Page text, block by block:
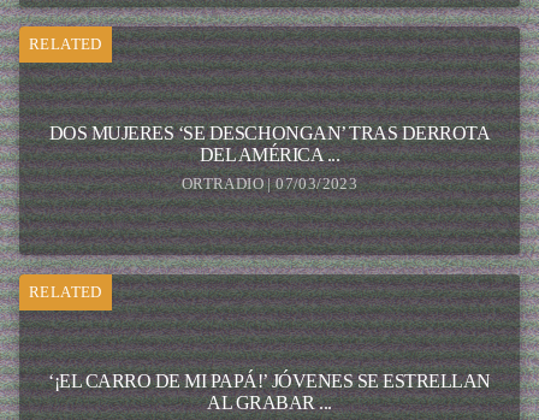
RELATED
DOS MUJERES ‘SE DESCHONGAN’ TRAS DERROTA
DEL AMÉRICA ...
ORTRADIO | 07/03/2023
RELATED
‘¡EL CARRO DE MI PAPÁ!’ JÓVENES SE ESTRELLAN
AL GRABAR ...